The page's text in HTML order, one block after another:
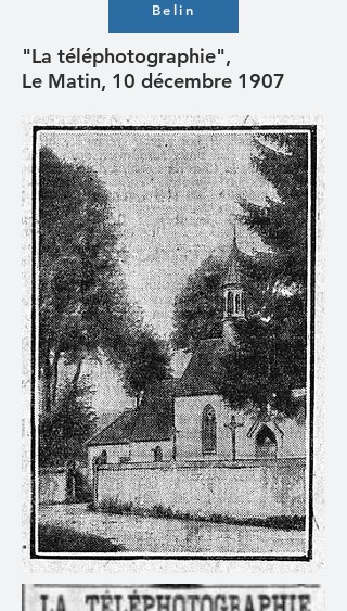
Belin
"La téléphotographie",
Le Matin, 10 décembre 1907